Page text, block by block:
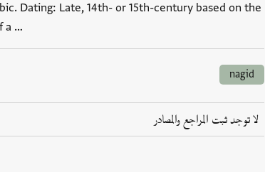
Dating: Late, 14th- or 15th-century based on the
a …
nagid
لا توجد ثبت المراجع والمصادر